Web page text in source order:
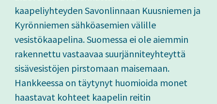
kaapeliyhteyden Savonlinnaan Kuusniemen ja
Kyrönniemen sähköasemien välille
vesistökaapelina. Suomessa ei ole aiemmin
rakennettu vastaavaa suurjänniteyhteyttä
sisävesistöjen pirstomaan maisemaan.
Hankkeessa on täytynyt huomioida monet
haastavat kohteet kaapelin reitin